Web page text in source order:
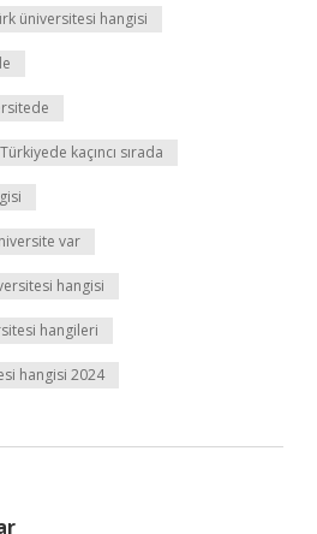
üniversitesi hangisi
kaçıncı sırada
var
hangisi
hangileri
hangisi 2024